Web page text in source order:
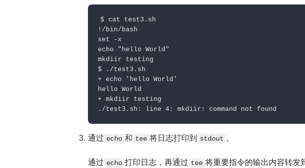
$ cat test3.sh
!/bin/bash
set -x
echo "hello World"
$
./test3.sh
+ echo 'hello World'
hello World
+ mkdiir testing
./test3.sh: line 4: mkdiir: command not found
通过 echo 和 tee 将日志打印到 stdout 。
通过 echo 打印日志，再通过 tee 将重要指令的输出内容转发